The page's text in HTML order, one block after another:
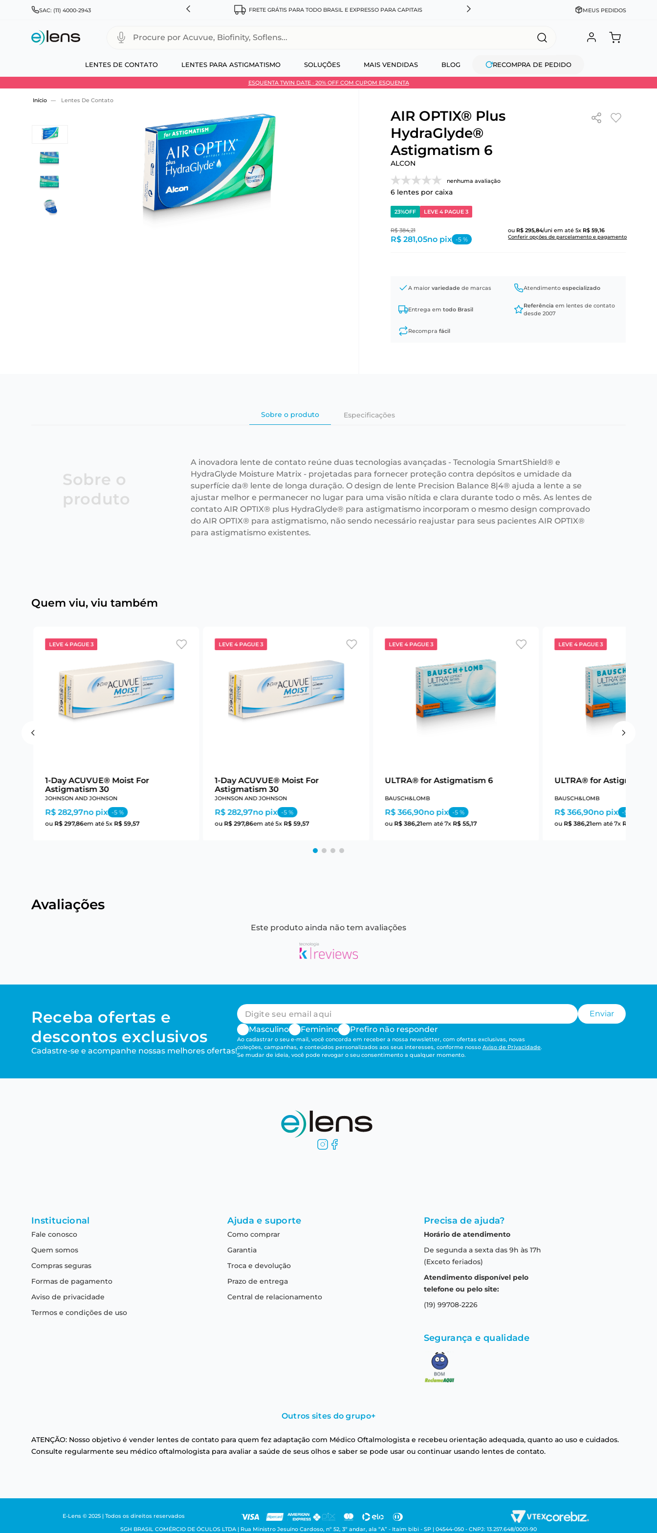
SAC: (11) 4000-2943
& JOHNSON, ALCON, BAUSCH+LOMB E COOPERVISION FRETE GRÁTIS PARA TODO BRASIL E EXPRESSO PARA CAPITAIS CADASTRE-SE GANHE 10% NA PRIMEIRA COMPRA +
MEUS PEDIDOS
LENTES DE CONTATO LENTES PARA ASTIGMATISMO SOLUÇÕES MAIS VENDIDAS BLOG RECOMPRA DE PEDIDO
Procure por Acuvue, Biofinity, Soflens...
ESQUENTA TWIN DATE · 20% OFF COM CUPOM ESQUENTA
Use 30HOJE e ganhe 30% OFF + economia extra no Pix
Lentes De Contato
AIR OPTIX® Plus
HydraGlyde®
Astigmatism 6
ALCON
nenhuma avaliação
6lentes por caixa
23%OFF LEVE 4 PAGUE 3
ou R$ 295,84/uni em até5x R$ 59,16
Conferir opções de parcelamento e pagamento
R$ 384,21
R$ 281,05no pix -5%
A maior variedadede marcas Atendimentoespecializado
Entrega em todo Brasil
Referência em lentes de contato
desde 2007
Recompra fácil
Sobre o produto Especificações
Sobre o
produto
A inovadora lente de contato reúne duas tecnologias avançadas - Tecnologia SmartShield® e
HydraGlyde Moisture Matrix - projetadas para fornecer proteção contra depósitos e umidade da
superfície da® lente de longa duração. O design de lente Precision Balance 8|4® ajuda a lente a se
ajustar melhor e permanecer no lugar para uma visão nítida e clara durante todo o mês. As lentes de
contato AIR OPTIX® plus HydraGlyde® para astigmatismo incorporam o mesmo design comprovado
do AIR OPTIX® para astigmatismo, não sendo necessário reajustar para seus pacientes AIR OPTIX®
para astigmatismo existentes.
Quem viu, viu também
LEVE 4 PAGUE 3
1-Day ACUVUE® Moist For
Astigmatism 30
JOHNSON AND JOHNSON
R$ 282,97no pix -5%
ou R$ 297,86em até5x R$ 59,57
LEVE 4 PAGUE 3
1-Day ACUVUE® Moist For
Astigmatism 30
JOHNSON AND JOHNSON
R$ 282,97no pix -5 %
ou R$ 297,86em até5x R$ 59,57
LEVE 4 PAGUE 3
ULTRA® for Astigmatism 6
BAUSCH&LOMB
R$ 366,90no pix -5%
ou R$ 386,21em até7x R$ 55,17
LEVE 4 PAGUE 3
ULTRA® for Astigmatism
BAUSCH&LOMB
R$ 366,90no pix -5
ou R$ 386,21em até7x R$
Avaliações
Este produto ainda não tem avaliações
Receba ofertas e
descontos exclusivos
Cadastre-se e acompanhe nossas melhores ofertas!
Enviar
Masculino
Feminino Prefiro não responder
Ao cadastrar o seu e-mail, você concorda em receber a nossa newsletter, com ofertas exclusivas, novas
coleções, campanhas, e conteúdos personalizados aos seus interesses, conforme nosso Aviso de Privacidade.
Se mudar de ideia, você pode revogar o seu consentimento a qualquer momento.
Institucional
Fale conosco
Quem somos
Compras seguras
Formas de pagamento
Aviso de privacidade
Termos e condições de uso
Ajuda e suporte
Como comprar
Garantia
Troca e devolução
Prazo de entrega
Central de relacionamento
Precisa de ajuda?
Horário de atendimento
De segunda a sexta das 9h às 17h
(Exceto feriados)
Atendimento disponível pelo
telefone ou pelo site:
(19) 99708-2226
Segurança e qualidade
Outros sites do grupo+
ATENÇÃO: Nosso objetivo é vender lentes de contato para quem fez adaptação com Médico Oftalmologista e recebeu orientação adequada, quanto ao uso e cuidados.
Consulte regularmente seu médico oftalmologista para avaliar a saúde de seus olhos e saber se pode usar ou continuar usando lentes de contato.
E-Lens © 2025 | Todos os direitos reservados
SGH BRASIL COMÉRCIO DE ÓCULOS LTDA | Rua Ministro Jesuíno Cardoso, nº 52, 3º andar, ala “A” - Itaim bibi - SP | 04544-050 - CNPJ: 13.257.648/0001-90